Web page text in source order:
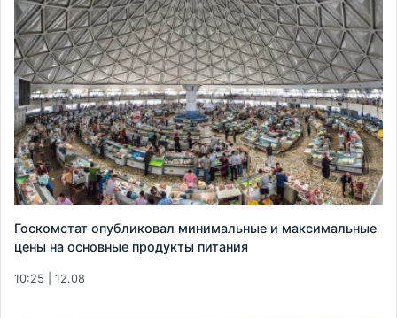
Госкомстат опубликовал минимальные и максимальные
цены на основные продукты питания
10:25 | 12.08